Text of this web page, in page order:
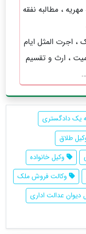
، مطالبه نفقه
اجرت المثل ایام
، ارث و تقسیم
یک دادگستری
طلاق
وکیل خانواده
وکالت فروش ملک
دیوان عدالت اداری